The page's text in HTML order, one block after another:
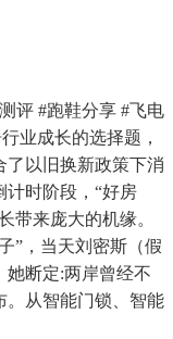
#跑鞋分享 #飞电
业成长的选择题，
了以旧换新政策下消
计时阶段，“好房
带来庞大的机缘。
”，当天刘密斯（假
她断定:两岸曾经不
。从智能门锁、智能